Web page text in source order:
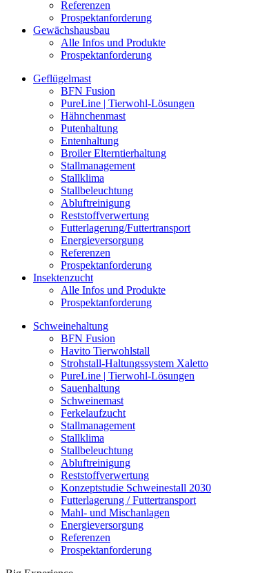
Referenzen
Prospektanforderung
Gewächshausbau
Alle Infos und Produkte
Prospektanforderung
Geflügelmast
BFN Fusion
PureLine | Tierwohl-Lösungen
Hähnchenmast
Putenhaltung
Entenhaltung
Broiler Elterntierhaltung
Stallmanagement
Stallklima
Stallbeleuchtung
Abluftreinigung
Reststoffverwertung
Futterlagerung/Futtertransport
Energieversorgung
Referenzen
Prospektanforderung
Insektenzucht
Alle Infos und Produkte
Prospektanforderung
Schweinehaltung
BFN Fusion
Havito Tierwohlstall
Strohstall-Haltungssystem Xaletto
PureLine | Tierwohl-Lösungen
Sauenhaltung
Schweinemast
Ferkelaufzucht
Stallmanagement
Stallklima
Stallbeleuchtung
Abluftreinigung
Reststoffverwertung
Konzeptstudie Schweinestall 2030
Futterlagerung / Futtertransport
Mahl- und Mischanlagen
Energieversorgung
Referenzen
Prospektanforderung